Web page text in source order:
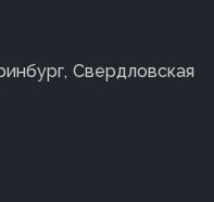
Свердловская